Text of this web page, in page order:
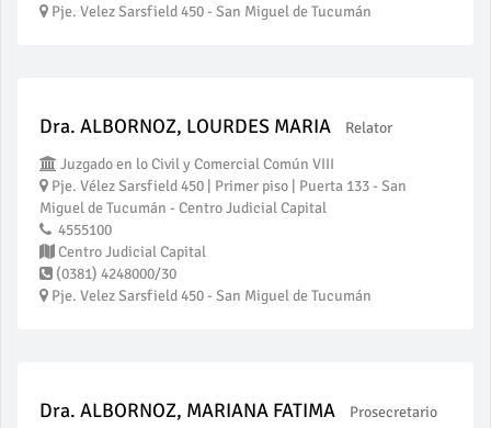
Pje. Velez Sarsfield 450 - San Miguel de Tucumán
Dra. ALBORNOZ, LOURDES MARIA
Relator
Juzgado en lo Civil y Comercial Común VIII
Pje. Vélez Sarsfield 450 | Primer piso | Puerta 133 - San
Miguel de Tucumán - Centro Judicial Capital
4555100
Centro Judicial Capital
(0381) 4248000/30
Pje. Velez Sarsfield 450 - San Miguel de Tucumán
Dra. ALBORNOZ, MARIANA FATIMA
Prosecretario